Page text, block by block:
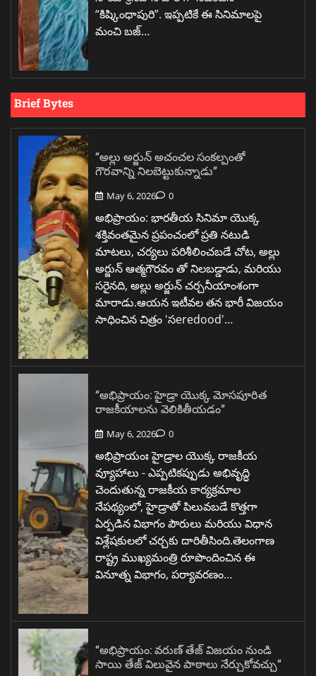
“కిష్కింధాపురి”. ఇప్పటికే ఈ సినిమాలపై
మంచి బజ్…
Brief Bytes
“అల్లు అర్జున్ అచంచల సంకల్పంతో
గౌరవాన్ని నిలబెట్టుకున్నాడు”
May 6, 2026 0
అభిప్రాయం: భారతీయ సినిమా యొక్క
శక్తివంతమైన ప్రపంచంలో ప్రతి నటుడి
మాటలు, చర్యలు పరిశీలించబడే చోట, అల్లు
అర్జున్ ఆత్మగౌరవం తో నిలబడ్డాడు, మరియు
సరైనది, అల్లు అర్జున్ చర్చనీయాంశంగా
మారాడు.ఆయన ఇటీవల తన భారీ విజయం
సాధించిన చిత్రం 'సeredood'…
“అభిప్రాయం: హైడ్రా యొక్క మోసపూరిత
రాజకీయాలను వెలికితీయడం”
May 6, 2026 0
అభిప్రాయంః హైడ్రాల యొక్క రాజకీయ
వ్యూహాలు - ఎప్పటికప్పుడు అభివృద్ధి
చెందుతున్న రాజకీయ కార్యక్రమాల
నేపథ్యంలో, హైడ్రాతో పిలువబడే కొత్తగా
ఏర్పడిన విభాగం పౌరులు మరియు విధాన
విశ్లేషకులలో చర్చకు దారితీసింది.తెలంగాణ
రాష్ట్ర ముఖ్యమంత్రి రూపొందించిన ఈ
వినూత్న విభాగం, పర్యావరణం…
“అభిప్రాయం: వరుణ్ తేజ్ విజయం నుండి
సాయి తేజ్ విలువైన పాఠాలు నేర్చుకోవచ్చు”